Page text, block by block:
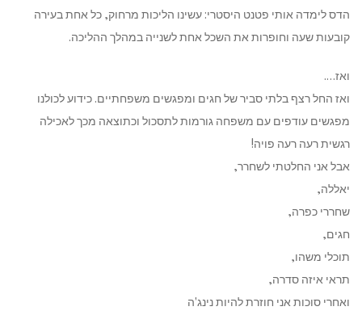
הדס לימדה אותי פטנט היסטרי: עשינו הליכות מרחוק, כל אחת בעירה
קובעות שעה וחופרות את השכל אחת לשנייה במהלך ההליכה.
ואז….
ואז החל רצף בלתי סביר של חגים ומפגשים משפחתיים. כידוע לכולנו
מפגשים עודפים עם משפחה גורמות לתסכול וכתוצאה מכך לאכילה
רגשית רעה רעה פויה!
אבל אני החלטתי לשחרר,
יאללה,
שחררי כפרה,
חגים,
תוכלי משהו,
תראי איזה סדרה,
ואחרי סוכות אני חוזרת להיות נינג'ה